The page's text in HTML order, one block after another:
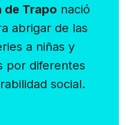
de Trapo nació
abrigar de las
a niñas y
por diferentes
social.